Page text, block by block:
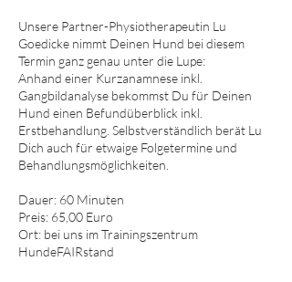
Unsere Partner-Physiotherapeutin Lu
Goedicke nimmt Deinen Hund bei diesem
Termin ganz genau unter die Lupe:
Anhand einer Kurzanamnese inkl.
Gangbildanalyse bekommst Du für Deinen
Hund einen Befundüberblick inkl.
Erstbehandlung. Selbstverständlich berät Lu
Dich auch für etwaige Folgetermine und
Behandlungsmöglichkeiten.
Dauer: 60 Minuten
Preis: 65,00 Euro
Ort: bei uns im Trainingszentrum